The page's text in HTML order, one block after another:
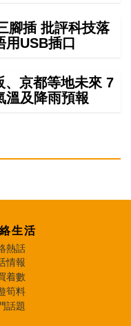
腳插 批評科技落
用USB插口
、京都等地未來 7
溫及降雨預報
生活
熱話
情報
着數
筍料
話題